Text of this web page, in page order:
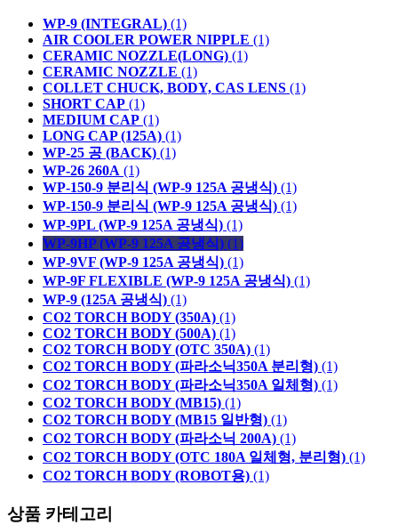
WP-9 (INTEGRAL) (1)
AIR COOLER POWER NIPPLE (1)
CERAMIC NOZZLE(LONG) (1)
CERAMIC NOZZLE (1)
COLLET CHUCK, BODY, CAS LENS (1)
SHORT CAP (1)
MEDIUM CAP (1)
LONG CAP (125A) (1)
WP-25 공 (BACK) (1)
WP-26 260A (1)
WP-150-9 분리식 (WP-9 125A 공냉식) (1)
WP-150-9 분리식 (WP-9 125A 공냉식) (1)
WP-9PL (WP-9 125A 공냉식) (1)
WP-9HP (WP-9 125A 공냉식) (1)
WP-9VF (WP-9 125A 공냉식) (1)
WP-9F FLEXIBLE (WP-9 125A 공냉식) (1)
WP-9 (125A 공냉식) (1)
CO2 TORCH BODY (350A) (1)
CO2 TORCH BODY (500A) (1)
CO2 TORCH BODY (OTC 350A) (1)
CO2 TORCH BODY (파라소닉350A 분리형) (1)
CO2 TORCH BODY (파라소닉350A 일체형) (1)
CO2 TORCH BODY (MB15) (1)
CO2 TORCH BODY (MB15 일반형) (1)
CO2 TORCH BODY (파라소닉 200A) (1)
CO2 TORCH BODY (OTC 180A 일체형, 분리형) (1)
CO2 TORCH BODY (ROBOT용) (1)
상품 카테고리